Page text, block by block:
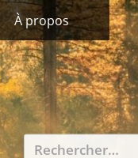
À propos
Rechercher :